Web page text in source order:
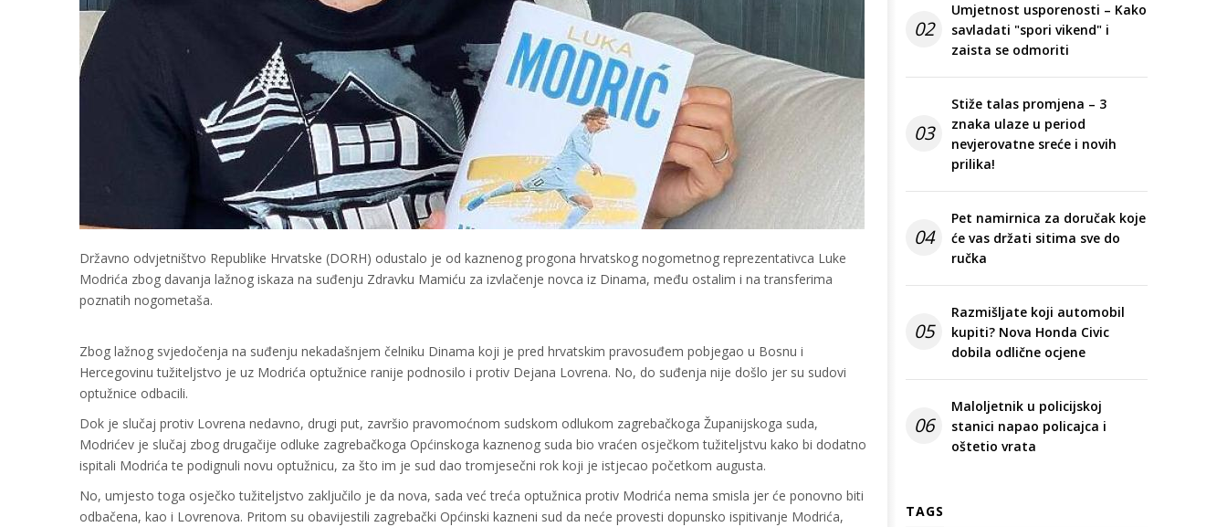
Državno odvjetništvo Republike Hrvatske (DORH) odustalo je od kaznenog progona hrvatskog nogometnog reprezentativca Luke
Modrića zbog davanja lažnog iskaza na suđenju Zdravku Mamiću za izvlačenje novca iz Dinama, među ostalim i na transferima
poznatih nogometaša.
Zbog lažnog svjedočenja na suđenju nekadašnjem čelniku Dinama koji je pred hrvatskim pravosuđem pobjegao u Bosnu i
Hercegovinu tužiteljstvo je uz Modrića optužnice ranije podnosilo i protiv Dejana Lovrena. No, do suđenja nije došlo jer su sudovi
optužnice odbacili.
Dok je slučaj protiv Lovrena nedavno, drugi put, završio pravomoćnom sudskom odlukom zagrebačkoga Županijskoga suda,
Modrićev je slučaj zbog drugačije odluke zagrebačkoga Općinskoga kaznenog suda bio vraćen osječkom tužiteljstvu kako bi dodatno
ispitali Modrića te podignuli novu optužnicu, za što im je sud dao tromjesečni rok koji je istjecao početkom augusta.
No, umjesto toga osječko tužiteljstvo zaključilo je da nova, sada već treća optužnica protiv Modrića nema smisla jer će ponovno biti
odbačena, kao i Lovrenova. Pritom su obavijestili zagrebački Općinski kazneni sud da neće provesti dopunsko ispitivanje Modrića,
02
Umjetnost usporenosti – Kako
savladati "spori vikend" i
zaista se odmoriti
03
Stiže talas promjena – 3
znaka ulaze u period
nevjerovatne sreće i novih
prilika!
04
Pet namirnica za doručak koje
će vas držati sitima sve do
ručka
05
Razmišljate koji automobil
kupiti? Nova Honda Civic
dobila odlične ocjene
06
Maloljetnik u policijskoj
stanici napao policajca i
oštetio vrata
TAGS